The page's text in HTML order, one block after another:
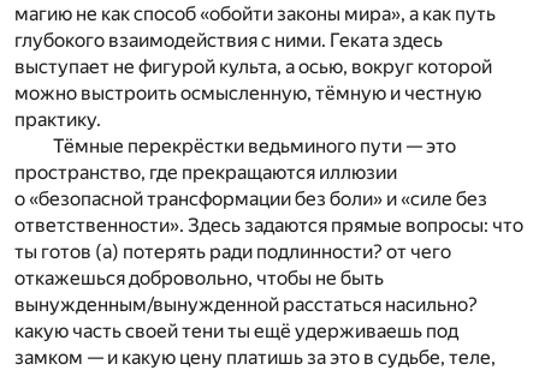
магию не как способ «обойти законы мира», а как путь
глубокого взаимодействия с ними. Геката здесь
выступает не фигурой культа, а осью, вокруг которой
можно выстроить осмысленную, тёмную и честную
практику.
Тёмные перекрёстки ведьминого пути — это
пространство, где прекращаются иллюзии
о «безопасной трансформации без боли» и «силе без
ответственности». Здесь задаются прямые вопросы: что
ты готов (а) потерять ради подлинности? от чего
откажешься добровольно, чтобы не быть
вынужденным/вынужденной расстаться насильно?
какую часть своей тени ты ещё удерживаешь под
замком — и какую цену платишь за это в судьбе, теле,